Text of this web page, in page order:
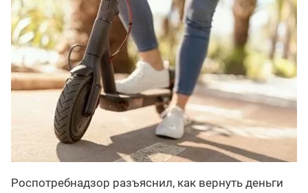
Роспотребнадзор разъяснил, как вернуть деньги